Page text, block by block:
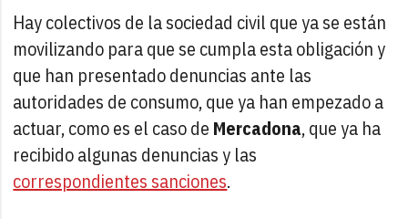
Hay colectivos de la sociedad civil que ya se están
movilizando para que se cumpla esta obligación y
que han presentado denuncias ante las
autoridades de consumo, que ya han empezado a
actuar, como es el caso de Mercadona, que ya ha
recibido algunas denuncias y las
correspondientes sanciones.